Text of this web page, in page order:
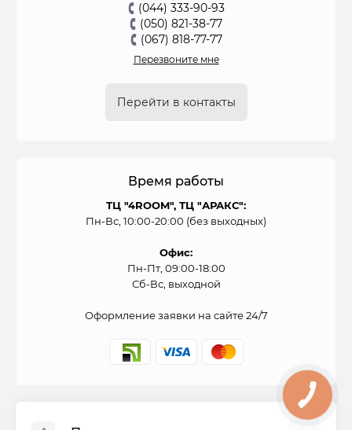
(044) 333-90-93
(050) 821-38-77
(067) 818-77-77
Перезвоните мне
Перейти в контакты
Время работы
ТЦ "4ROOM", ТЦ "АРАКС":
Пн-Вс, 10:00-20:00 (без выходных)
Офис:
Пн-Пт, 09:00-18:00
Сб-Вс, выходной
Оформление заявки на сайте 24/7